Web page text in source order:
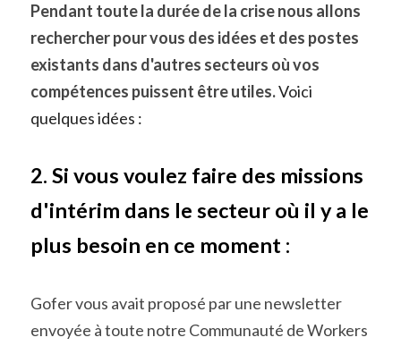
Pendant toute la durée de la crise nous allons
rechercher pour vous des idées et des postes
existants dans d'autres secteurs où vos
compétences puissent être utiles. Voici
quelques idées :
2. Si vous voulez faire des missions
d'intérim dans le secteur où il y a le
plus besoin en ce moment :
Gofer vous avait proposé par une newsletter
envoyée à toute notre Communauté de Workers